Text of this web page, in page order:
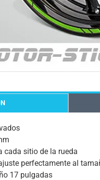
cada sitio de la rueda
perfectamente al
17 pulgadas